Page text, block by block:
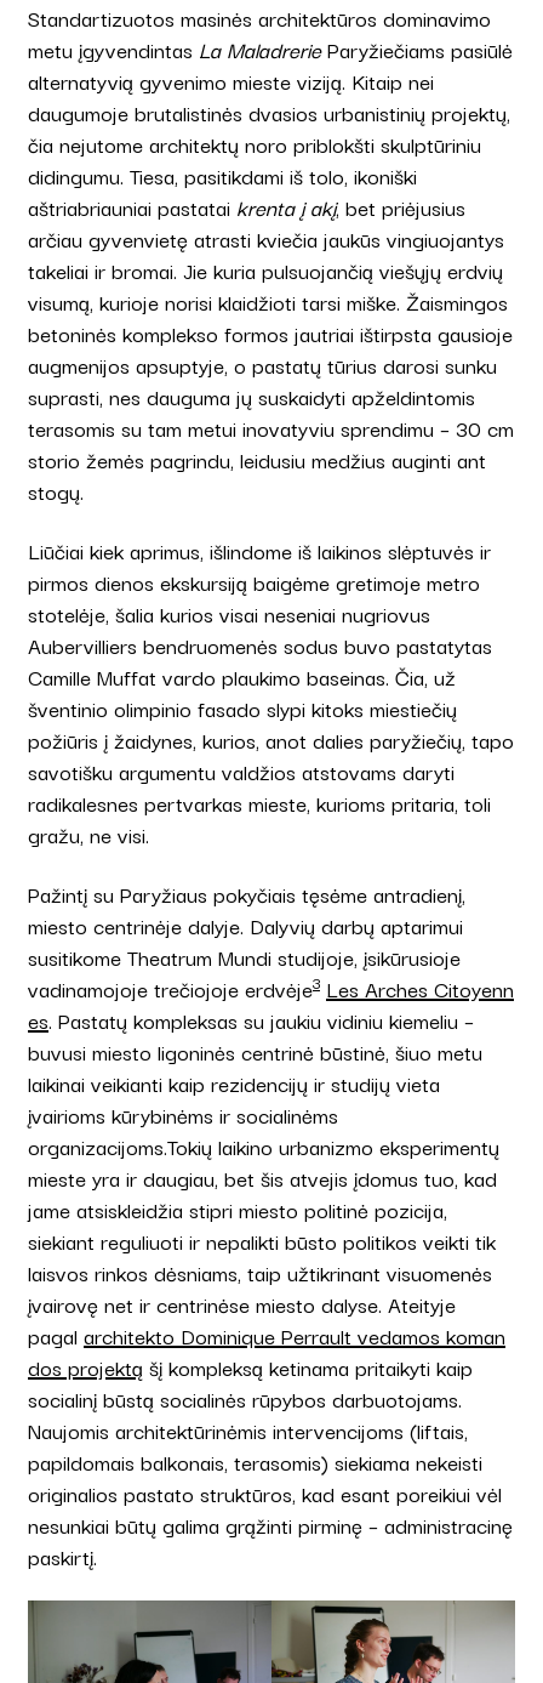
Standartizuotos masinės architektūros dominavimo
metu įgyvendintas La MaladrerieParyžiečiams pasiūlė
alternatyvią gyvenimo mieste viziją. Kitaip nei
daugumoje brutalistinės dvasios urbanistinių projektų,
čia nejutome architektų noro priblokšti skulptūriniu
didingumu. Tiesa, pasitikdami iš tolo, ikoniški
aštriabriauniai pastatai krenta į akį, bet priėjusius
arčiau gyvenvietę atrasti kviečia jaukūs vingiuojantys
takeliai ir bromai. Jie kuria pulsuojančią viešųjų erdvių
visumą, kurioje norisi klaidžioti tarsi miške. Žaismingos
betoninės komplekso formos jautriai ištirpsta gausioje
augmenijos apsuptyje, o pastatų tūrius darosi sunku
suprasti, nes dauguma jų suskaidyti apželdintomis
terasomis su tam metui inovatyviu sprendimu – 30 cm
storio žemės pagrindu, leidusiu medžius auginti ant
stogų.
Liūčiai kiek aprimus, išlindome iš laikinos slėptuvės ir
pirmos dienos ekskursiją baigėme gretimoje metro
stotelėje, šalia kurios visai neseniai nugriovus
Aubervilliers bendruomenės sodus buvo pastatytas
Camille Muffat vardo plaukimo baseinas. Čia, už
šventinio olimpinio fasado slypi kitoks miestiečių
požiūris į žaidynes, kurios, anot dalies paryžiečių, tapo
savotišku argumentu valdžios atstovams daryti
radikalesnes pertvarkas mieste, kurioms pritaria, toli
gražu, ne visi.
Pažintį su Paryžiaus pokyčiais tęsėme antradienį,
miesto centrinėje dalyje. Dalyvių darbų aptarimui
susitikome Theatrum Mundi studijoje, įsikūrusioje
vadinamojoje trečiojoje erdvėje3 Les Arches Citoyenn
es. Pastatų kompleksas su jaukiu vidiniu kiemeliu –
buvusi miesto ligoninės centrinė būstinė, šiuo metu
laikinai veikianti kaip rezidencijų ir studijų vieta
įvairioms kūrybinėms ir socialinėms
organizacijoms.Tokių laikino urbanizmo eksperimentų
mieste yra ir daugiau, bet šis atvejis įdomus tuo, kad
jame atsiskleidžia stipri miesto politinė pozicija,
siekiant reguliuoti ir nepalikti būsto politikos veikti tik
laisvos rinkos dėsniams, taip užtikrinant visuomenės
įvairovę net ir centrinėse miesto dalyse. Ateityje
pagal architekto Dominique Perrault vedamos koman
dos projektą šį kompleksą ketinama pritaikyti kaip
socialinį būstą socialinės rūpybos darbuotojams.
Naujomis architektūrinėmis intervencijoms (liftais,
papildomais balkonais, terasomis) siekiama nekeisti
originalios pastato struktūros, kad esant poreikiui vėl
nesunkiai būtų galima grąžinti pirminę – administracinę
paskirtį.